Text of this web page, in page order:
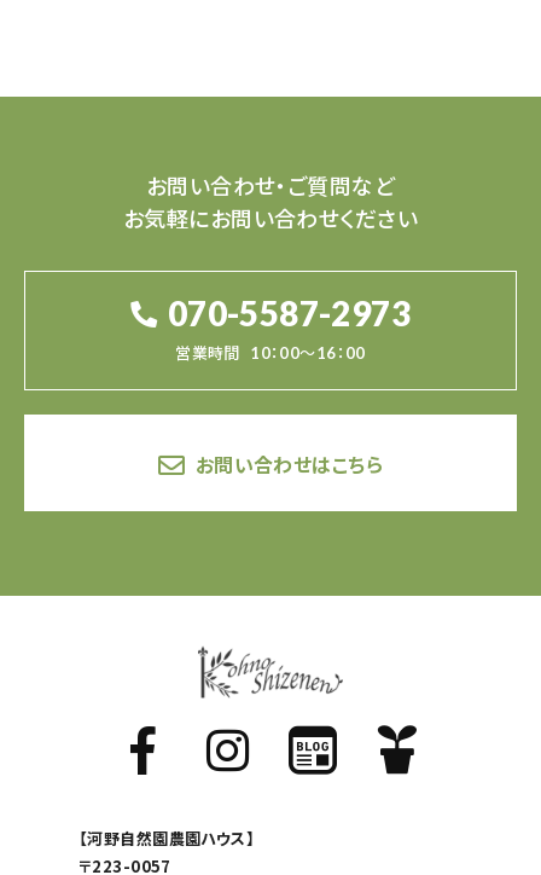
お問い合わせ・ご質問など
お気軽にお問い合わせください
070-5587-2973
営業時間 10：00～16：00
お問い合わせはこちら
【河野自然園農園ハウス】
〒223-0057